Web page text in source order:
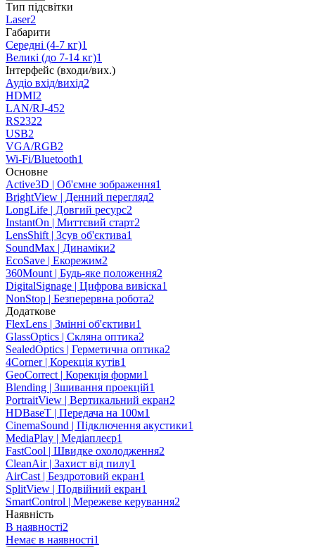
Тип підсвітки
Laser2
Габарити
Середні (4-7 кг)1
Великі (до 7-14 кг)1
Інтерфейс (входи/вих.)
Аудіо вхід/вихід2
HDMI2
LAN/RJ-452
RS2322
USB2
VGA/RGB2
Wi-Fi/Bluetooth1
Основне
Active3D | Об'ємне зображення1
BrightView | Денний перегляд2
LongLife | Довгий ресурс2
InstantOn | Миттєвий старт2
LensShift | Зсув об'єктива1
SoundMax | Динаміки2
EcoSave | Екорежим2
360Mount | Будь-яке положення2
DigitalSignage | Цифрова вивіска1
NonStop | Безперервна робота2
Додаткове
FlexLens | Змінні об'єктиви1
GlassOptics | Скляна оптика2
SealedOptics | Герметична оптика2
4Corner | Корекція кутів1
GeoCorrect | Корекція форми1
Blending | Зшивання проекцій1
PortraitView | Вертикальний екран2
HDBaseT | Передача на 100м1
CinemaSound | Підключення акустики1
MediaPlay | Медіаплеєр1
FastCool | Швидке охолодження2
CleanAir | Захист від пилу1
AirCast | Бездротовий екран1
SplitView | Подвійний екран1
SmartControl | Мережеве керування2
Наявність
В наявності2
Немає в наявності1